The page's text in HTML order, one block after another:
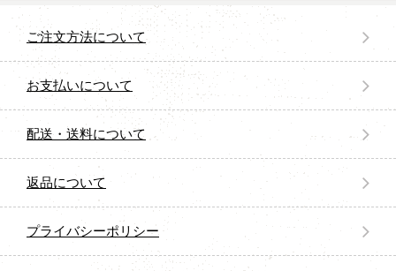
ご注文方法について
お支払いについて
配送・送料について
返品について
プライバシーポリシー